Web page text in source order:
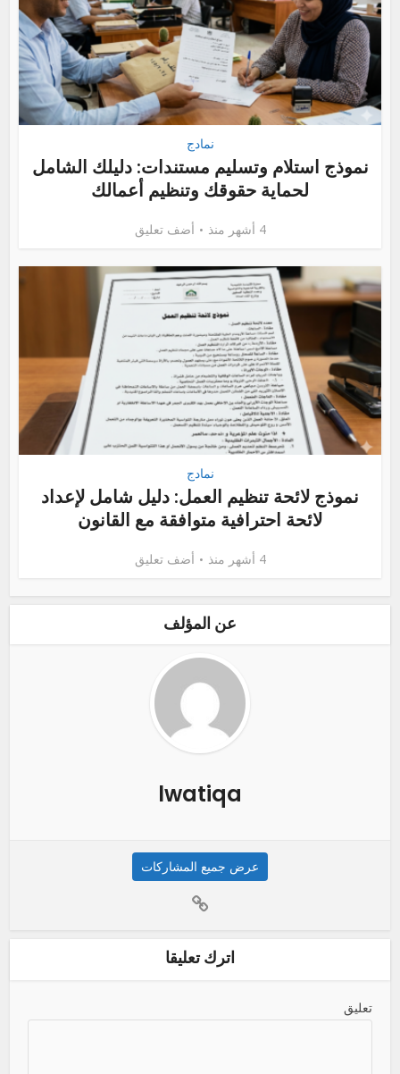
نمادج
نموذج استلام وتسليم مستندات: دليلك الشامل
لحماية حقوقك وتنظيم أعمالك
4 أشهر منذ أضف تعليق
نمادج
نموذج لائحة تنظيم العمل: دليل شامل لإعداد
لائحة احترافية متوافقة مع القانون
4 أشهر منذ أضف تعليق
عن المؤلف
lwatiqa
عرض جميع المشاركات
اترك تعليقا
تعليق